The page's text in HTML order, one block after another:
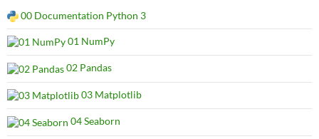
00 Documentation Python 3
01 NumPy
02 Pandas
03 Matplotlib
04 Seaborn